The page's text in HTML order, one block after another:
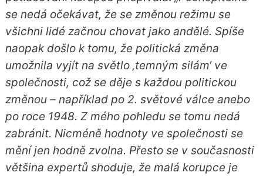
se nedá očekávat, že se změnou režimu se
všichni lidé začnou chovat jako andělé. Spíše
naopak došlo k tomu, že politická změna
umožnila vyjít na světlo ‚temným silám‘ ve
společnosti, což se děje s každou politickou
změnou – například po 2. světové válce anebo
po roce 1948. Z mého pohledu se tomu nedá
zabránit. Nicméně hodnoty ve společnosti se
mění jen hodně zvolna. Přesto se v současnosti
většina expertů shoduje, že malá korupce je